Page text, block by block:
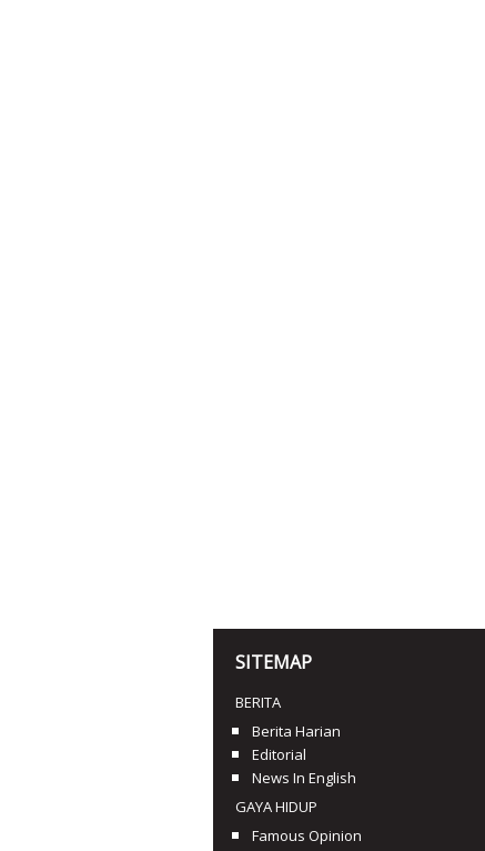
SITEMAP
BERITA
Berita Harian
Editorial
News In English
GAYA HIDUP
Famous Opinion